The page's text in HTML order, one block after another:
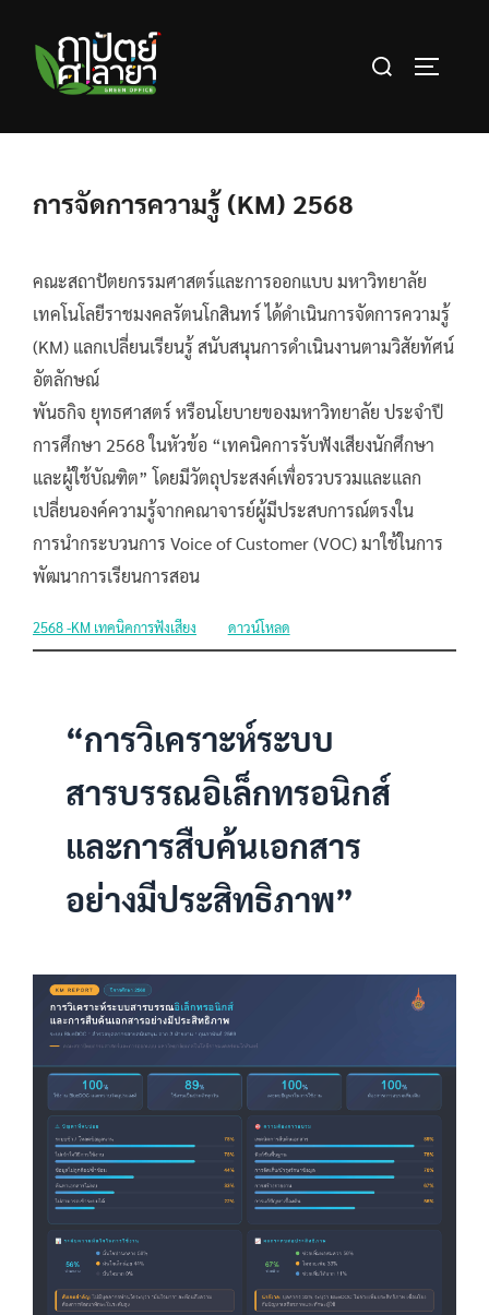
content
Search
for:
การจัดการความรู้ (KM) 2568
คณะสถาปัตยกรรมศาสตร์และการออกแบบ มหาวิทยาลัย
เทคโนโลยีราชมงคลรัตนโกสินทร์ ได้ดำเนินการจัดการความรู้
(KM) แลกเปลี่ยนเรียนรู้ สนับสนุนการดำเนินงานตามวิสัยทัศน์
อัตลักษณ์
พันธกิจ ยุทธศาสตร์ หรือนโยบายของมหาวิทยาลัย ประจำปี
การศึกษา 2568 ในหัวข้อ “เทคนิคการรับฟังเสียงนักศึกษา
และผู้ใช้บัณฑิต” โดยมีวัตถุประสงค์เพื่อรวบรวมและแลก
เปลี่ยนองค์ความรู้จากคณาจารย์ผู้มีประสบการณ์ตรงใน
การนำกระบวนการ Voice of Customer (VOC) มาใช้ในการ
พัฒนาการเรียนการสอน
2568 -KM เทคนิคการฟังเสียง ดาวน์โหลด
“การวิเคราะห์ระบบ
สารบรรณอิเล็กทรอนิกส์
และการสืบค้นเอกสาร
อย่างมีประสิทธิภาพ”